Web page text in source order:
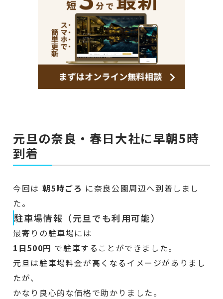
元旦の奈良・春日大社に早朝5時
到着
今回は 朝5時ごろ に奈良公園周辺へ到着しまし
た。
駐車場情報（元旦でも利用可能）
最寄りの駐車場には
1日500円 で駐車することができました。
元旦は駐車場料金が高くなるイメージがありまし
たが、
かなり良心的な価格で助かりました。